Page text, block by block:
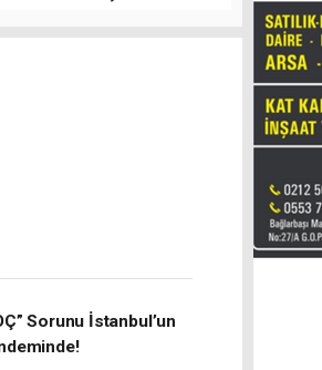
Sorunu İstanbul’un